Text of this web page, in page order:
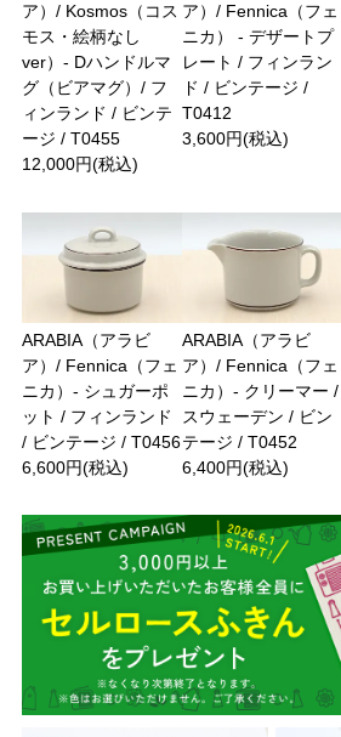
ア）/ Kosmos（コス
モス・絵柄なし
ver）- Dハンドルマ
グ（ビアマグ）/ フ
ィンランド / ビンテ
ージ / T0455
12,000円(税込)
ア）/ Fennica（フェ
ニカ） - デザートプ
レート / フィンラン
ド / ビンテージ /
T0412
3,600円(税込)
ARABIA（アラビ
ア）/ Fennica（フェ
ニカ）- シュガーポ
ット / フィンランド
/ ビンテージ / T0456
6,600円(税込)
ARABIA（アラビ
ア）/ Fennica（フェ
ニカ）- クリーマー /
スウェーデン / ビン
テージ / T0452
6,400円(税込)